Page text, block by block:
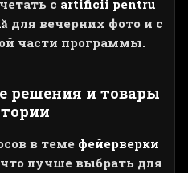
с artificii pentru
для вечерних фото и с
части программы.
решения и товары
в теме фейерверки
лучше выбрать для